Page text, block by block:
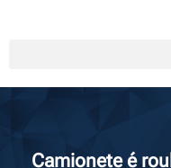
Camionete é